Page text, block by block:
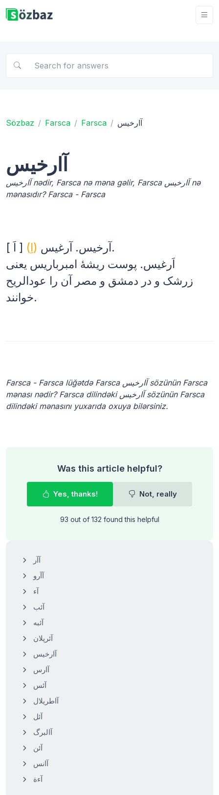
Sözbaz Farsca Farsca آارخیس
آارخیس
آارخیس nədir, Farsca nə məna gəlir, Farsca آارخیس nə
mənasıdır? Farsca - Farsca
[ اَ ] (اِ)
آرخیس. آرغیس.
اَرغیس. پوست ریشهٔ امبرباریس یعنی
زرشک و در دمشق و مصر آن را عودالریح
خوانند.
Farsca - Farsca lüğətdə Farsca آارخیس sözünün Farsca
mənası nədir? Farsca dilindəki آارخیس sözünün Farsca
dilindəki mənasını yuxarıda oxuya bilərsiniz.
Was this article helpful?
Yes, thanks! Not, really
93 out of 132 found this helpful
آآر
آآرو
آء
آئب
آئبه
آئرپلان
آارخیس
آارس
آئس
آاطریلال
آئل
آالبرگ
آئن
آانس
آءة